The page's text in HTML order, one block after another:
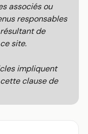
associés ou
responsables
de
site.
impliquent
clause de